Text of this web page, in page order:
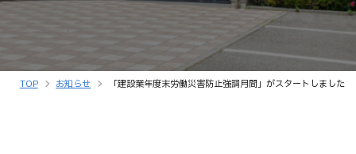
TOP お知らせ 「建設業年度末労働災害防止強調月間」がスタートしました